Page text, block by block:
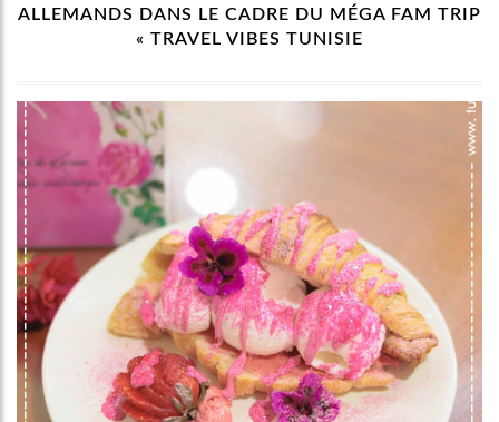
ALLEMANDS DANS LE CADRE DU MÉGA FAM TRIP
« TRAVEL VIBES TUNISIE